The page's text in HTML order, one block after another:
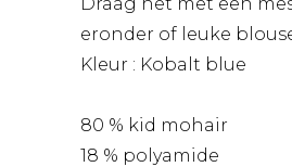
eronder of leuke
Kleur : Kobalt blue
80 % kid mohair
18 % polyamide